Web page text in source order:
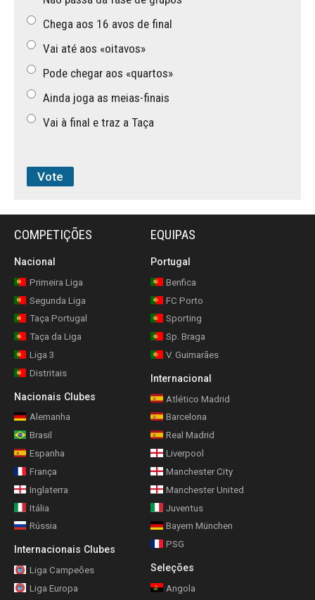
Chega aos 16 avos de final
Vai até aos «oitavos»
Pode chegar aos «quartos»
Ainda joga as meias-finais
Vai à final e traz a Taça
COMPETIÇÕES
Nacional
Primeira Liga
Segunda Liga
Taça Portugal
Taça da Liga
Liga 3
Distritais
Nacionais Clubes
Alemanha
Brasil
Espanha
França
Inglaterra
Itália
Rússia
Internacionais Clubes
Liga Campeões
Liga Europa
EQUIPAS
Portugal
Benfica
FC Porto
Sporting
Sp. Braga
V. Guimarães
Internacional
Atlético Madrid
Barcelona
Real Madrid
Liverpool
Manchester City
Manchester United
Juventus
Bayern München
PSG
Seleções
Angola